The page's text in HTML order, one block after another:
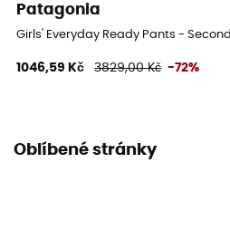
Patagonia
Girls' Everyday Ready Pants -
1046,59 Kč 3829,00 Kč -72%
Oblíbené stránky